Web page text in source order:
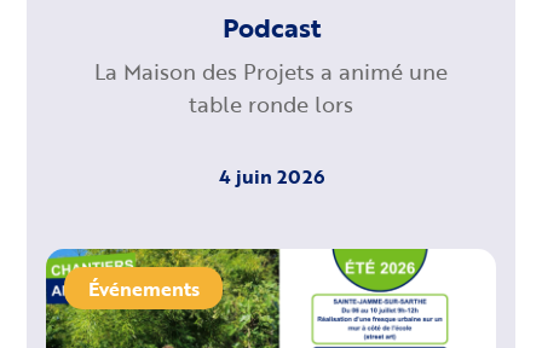
Podcast
La Maison des Projets a animé une
table ronde lors
4 juin 2026
Événements